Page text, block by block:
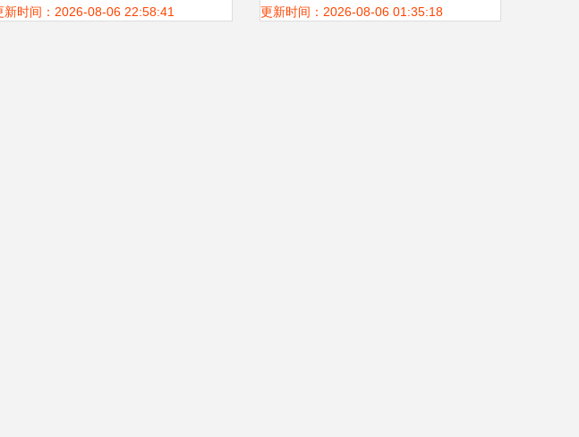
新时间：2026-08-06 22:58:41 更新时间：2026-08-06 01:35:18